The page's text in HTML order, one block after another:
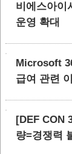
비에스아이
운영 확대
Microsoft
급여 관련
[DEF CON
량=경쟁력